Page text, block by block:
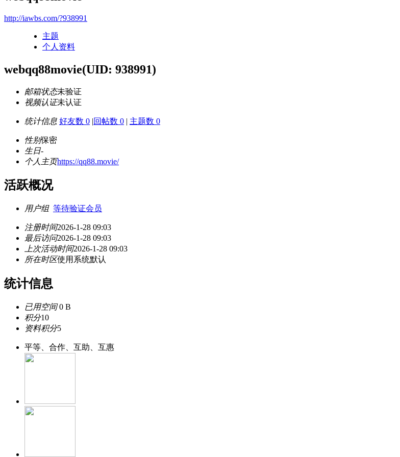
http://iawbs.com/?938991
主题
个人资料
webqq88movie(UID: 938991)
邮箱状态未验证
视频认证未认证
统计信息 好友数 0 |回帖数 0 | 主题数 0
性别保密
生日-
个人主页https://qq88.movie/
活跃概况
用户组 等待验证会员
注册时间2026-1-28 09:03
最后访问2026-1-28 09:03
上次活动时间2026-1-28 09:03
所在时区使用系统默认
统计信息
已用空间0 B
积分10
资料积分5
平等、合作、互助、互惠